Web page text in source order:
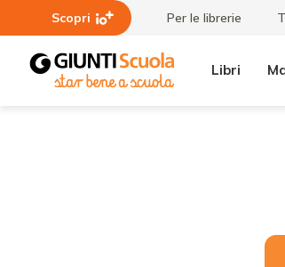
Scopri Per le librerie
Libri